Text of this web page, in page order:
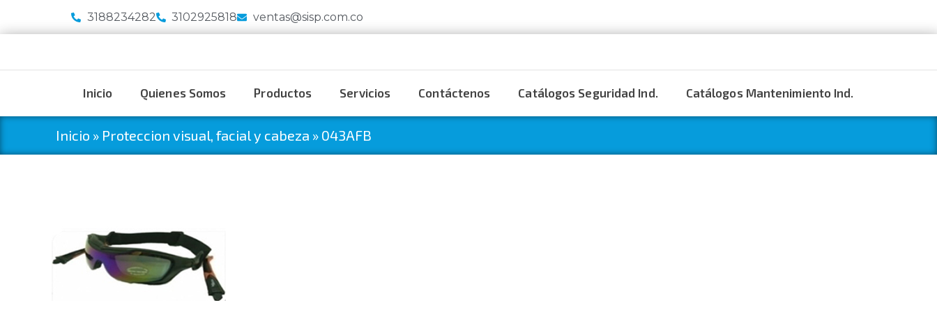
3188234282 3102925818 ventas@sisp.com.co
Inicio Quienes Somos Productos Servicios Contáctenos Catálogos Seguridad Ind. Catálogos Mantenimiento Ind.
Inicio » Proteccion visual, facial y cabeza » 043AFB